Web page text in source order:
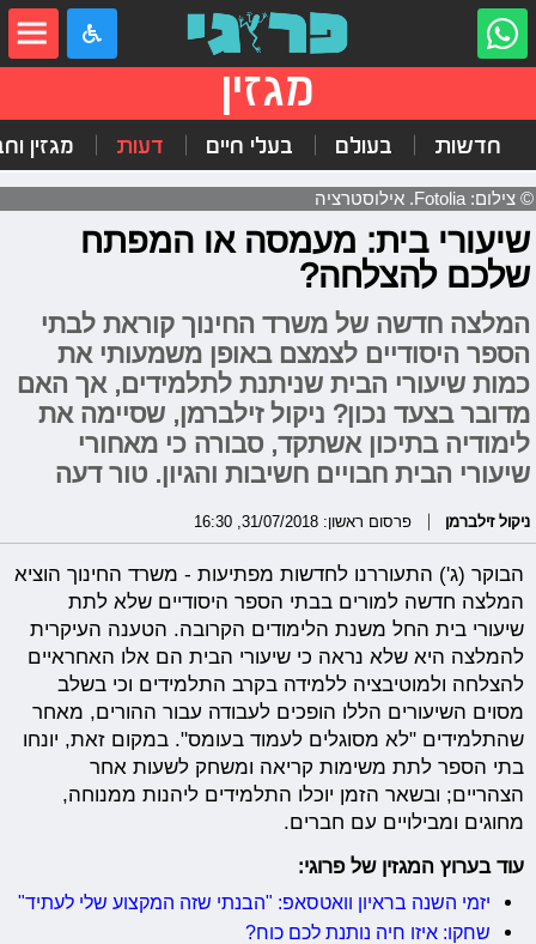
מגזין
חדשות בעולם בעלי חיים דעות מגזין
© צילום: Fotolia. אילוסטרציה
שיעורי בית: מעמסה או המפתח
שלכם להצלחה?
המלצה חדשה של משרד החינוך קוראת לבתי
הספר היסודיים לצמצם באופן משמעותי את
כמות שיעורי הבית שניתנת לתלמידים, אך האם
מדובר בצעד נכון? ניקול זילברמן, שסיימה את
לימודיה בתיכון אשתקד, סבורה כי מאחורי
שיעורי הבית חבויים חשיבות והגיון. טור דעה
ניקול זילברמן פרסום ראשון: 31/07/2018, 16:30
הבוקר (ג') התעוררנו לחדשות מפתיעות - משרד החינוך הוציא
המלצה חדשה למורים בבתי הספר היסודיים שלא לתת
שיעורי בית החל משנת הלימודים הקרובה. הטענה העיקרית
להמלצה היא שלא נראה כי שיעורי הבית הם אלו האחראיים
להצלחה ולמוטיבציה ללמידה בקרב התלמידים וכי בשלב
מסוים השיעורים הללו הופכים לעבודה עבור ההורים, מאחר
שהתלמידים "לא מסוגלים לעמוד בעומס". במקום זאת, יונחו
בתי הספר לתת משימות קריאה ומשחק לשעות אחר
הצהריים; ובשאר הזמן יוכלו התלמידים ליהנות ממנוחה,
מחוגים ומבילויים עם חברים.
עוד בערוץ המגזין של פרוגי:
יזמי השנה בראיון וואטסאפ: "הבנתי שזה המקצוע שלי לעתיד"
שחקו: איזו חיה נותנת לכם כוח?